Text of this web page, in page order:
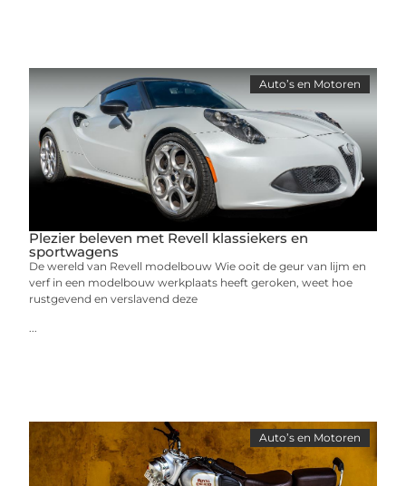
Auto’s en Motoren
Plezier beleven met Revell klassiekers en
sportwagens
De wereld van Revell modelbouw Wie ooit de geur van lijm en
verf in een modelbouw werkplaats heeft geroken, weet hoe
rustgevend en verslavend deze
Auto’s en Motoren